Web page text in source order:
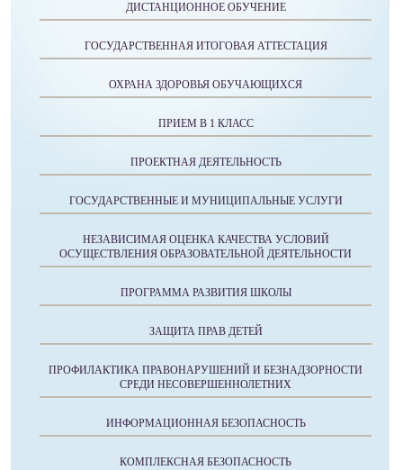
ДИСТАНЦИОННОЕ ОБУЧЕНИЕ
ГОСУДАРСТВЕННАЯ ИТОГОВАЯ АТТЕСТАЦИЯ
ОХРАНА ЗДОРОВЬЯ ОБУЧАЮЩИХСЯ
ПРИЕМ В 1 КЛАСС
ПРОЕКТНАЯ ДЕЯТЕЛЬНОСТЬ
ГОСУДАРСТВЕННЫЕ И МУНИЦИПАЛЬНЫЕ УСЛУГИ
НЕЗАВИСИМАЯ ОЦЕНКА КАЧЕСТВА УСЛОВИЙ
ОСУЩЕСТВЛЕНИЯ ОБРАЗОВАТЕЛЬНОЙ ДЕЯТЕЛЬНОСТИ
ПРОГРАММА РАЗВИТИЯ ШКОЛЫ
ЗАЩИТА ПРАВ ДЕТЕЙ
ПРОФИЛАКТИКА ПРАВОНАРУШЕНИЙ И БЕЗНАДЗОРНОСТИ
СРЕДИ НЕСОВЕРШЕННОЛЕТНИХ
ИНФОРМАЦИОННАЯ БЕЗОПАСНОСТЬ
КОМПЛЕКСНАЯ БЕЗОПАСНОСТЬ